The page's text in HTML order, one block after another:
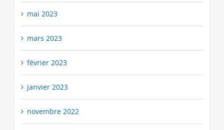
mai 2023
mars 2023
février 2023
janvier 2023
novembre 2022